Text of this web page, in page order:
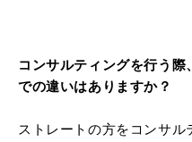
コンサルティングを行う
での違いはありますか？
ストレートの方をコンサル